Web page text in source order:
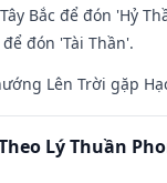
Bắc để đón 'Hỷ
đón 'Tài Thần'.
Lên Trời gặp
Lý Thuần